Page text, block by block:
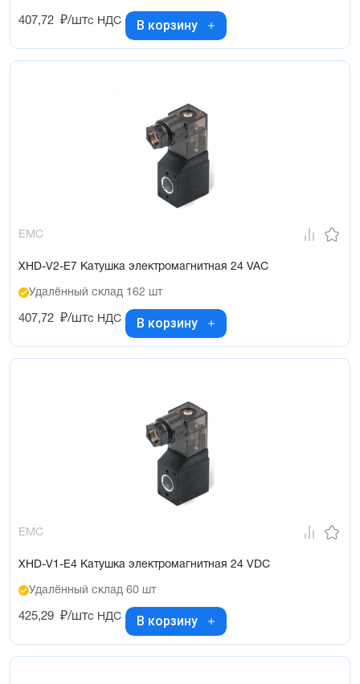
407,72 ₽/штс НДС В корзину
EMC
XHD-V2-E7 Катушка электромагнитная 24 VAC
Удалённый склад 162 шт
407,72 ₽/штс НДС В корзину
EMC
XHD-V1-E4 Катушка электромагнитная 24 VDC
Удалённый склад 60 шт
425,29 ₽/штс НДС В корзину